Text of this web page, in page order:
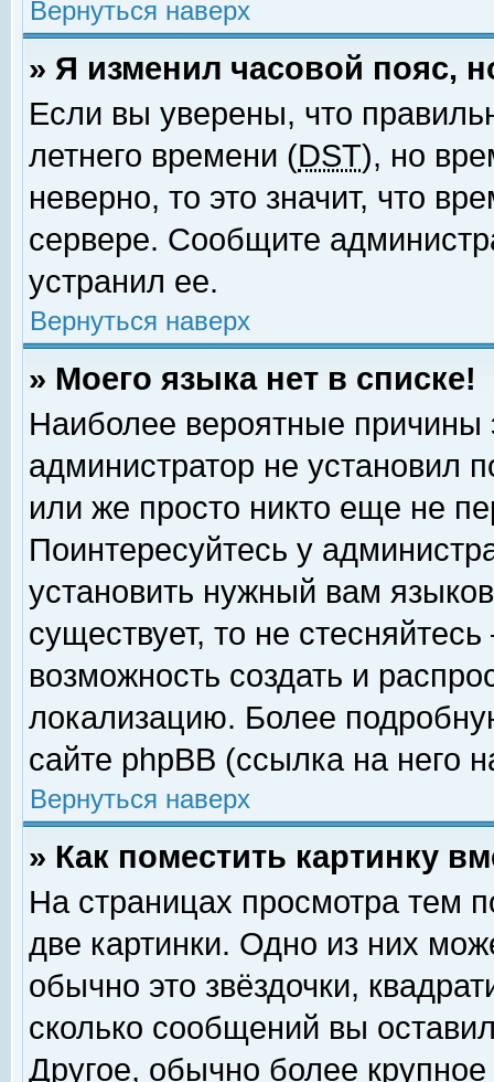
Вернуться наверх
» Я изменил часовой пояс,
Если вы уверены, что
летнего времени (DST), но
неверно, то это значит, что
сервере. Сообщите
устранил ее.
Вернуться наверх
» Моего языка нет в списке!
Наиболее вероятные причины
администратор не установил
или же просто никто еще не
Поинтересуйтесь у
установить нужный вам
существует, то не
возможность создать и
локализацию. Более
сайте phpBB (ссылка на него
Вернуться наверх
» Как поместить картинку
На страницах просмотра тем
две картинки. Одно из них
обычно это звёздочки,
сколько сообщений вы
Другое, обычно более